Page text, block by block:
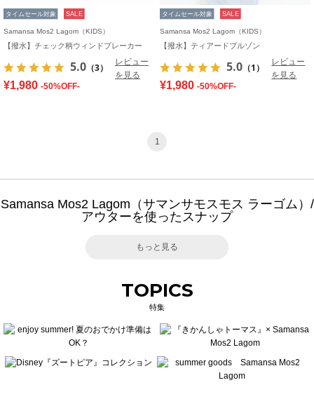
タイムセール対象 SALE
Samansa Mos2 Lagom（KIDS）
【撥水】チェック柄ウィンドブレーカー
5.0 （3）
レビュー
を見る
¥1,980 -50%OFF-
タイムセール対象 SALE
Samansa Mos2 Lagom（KIDS）
【撥水】ティアードブルゾン
5.0 （1）
レビュー
を見る
¥1,980 -50%OFF-
1
Samansa Mos2 Lagom（サマンサモスモス ラーゴム）/
アウターを使ったスナップ
もっと見る
TOPICS
特集